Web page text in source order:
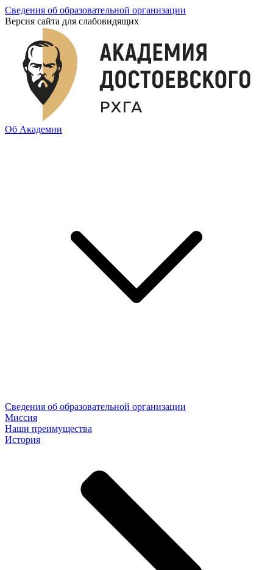
Сведения об образовательной организации
Версия сайта для слабовидящих
Об Академии
Сведения об образовательной организации
Миссия
Наши преимущества
История